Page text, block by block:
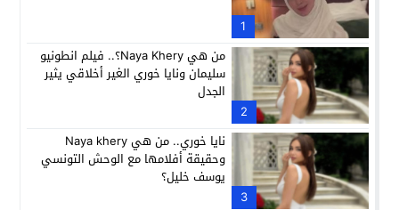
1
2
من هي Naya Khery؟.. فيلم انطونيو
سليمان ونايا خوري الغير أخلاقي يثير
الجدل
3
نايا خوري.. من هي Naya khery
وحقيقة أفلامها مع الوحش التونسي
يوسف خليل؟